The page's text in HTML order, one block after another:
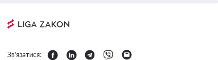
Зв'язатися: